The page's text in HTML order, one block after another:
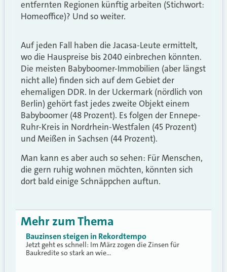
entfernten Regionen künftig arbeiten (Stichwort:
Homeoffice)? Und so weiter.
Auf jeden Fall haben die Jacasa-Leute ermittelt,
wo die Hauspreise bis 2040 einbrechen könnten.
Die meisten Babyboomer-Immobilien (aber längst
nicht alle) finden sich auf dem Gebiet der
ehemaligen DDR. In der Uckermark (nördlich von
Berlin) gehört fast jedes zweite Objekt einem
Babyboomer (48 Prozent). Es folgen der Ennepe-
Ruhr-Kreis in Nordrhein-Westfalen (45 Prozent)
und Meißen in Sachsen (44 Prozent).
Man kann es aber auch so sehen: Für Menschen,
die gern ruhig wohnen möchten, könnten sich
dort bald einige Schnäppchen auftun.
Mehr zum Thema
Bauzinsen steigen in Rekordtempo
Jetzt geht es schnell: Im März zogen die Zinsen für
Baukredite so stark an wie…